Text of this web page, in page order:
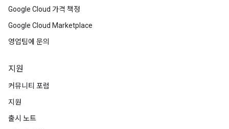
Google Cloud 가격 책정
Google Cloud Marketplace
영업팀에 문의
지원
커뮤니티 포럼
지원
출시 노트